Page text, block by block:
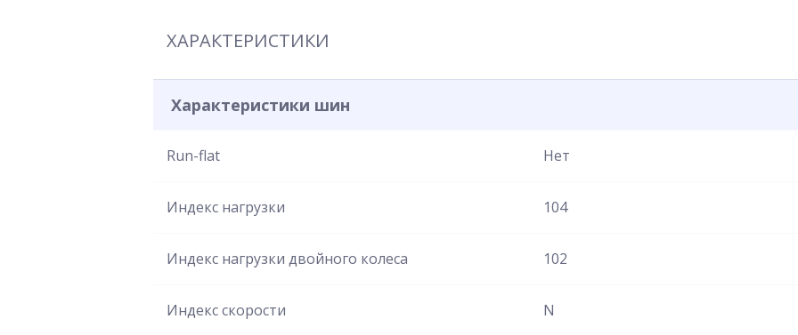
ХАРАКТЕРИСТИКИ
Характеристики шин
Run-flat Нет
Индекс нагрузки 104
Индекс нагрузки двойного колеса 102
Индекс скорости N